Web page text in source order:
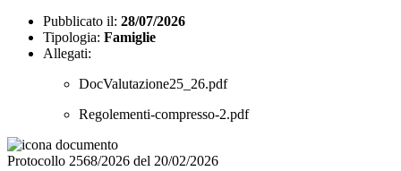
Pubblicato il: 28/07/2026
Tipologia: Famiglie
Allegati:
DocValutazione25_26.pdf
Regolementi-compresso-2.pdf
Protocollo 2568/2026 del 20/02/2026